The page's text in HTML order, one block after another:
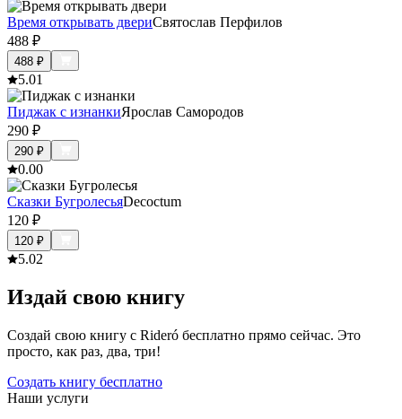
Время открывать двериСвятослав Перфилов
488 ₽
488 ₽
5.01
Пиджак с изнанкиЯрослав Самородов
290 ₽
290 ₽
0.00
Сказки БугролесьяDecoctum
120 ₽
120 ₽
5.02
Издай свою книгу
Создай свою книгу с Rideró бесплатно прямо сейчас. Это
просто, как раз, два, три!
Создать книгу бесплатно
Наши услуги